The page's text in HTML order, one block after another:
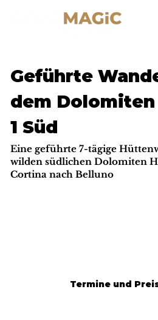
Termine und
Geführte
dem
1 Süd
Eine geführte 7-tägige
wilden südlichen Dolomiten
Cortina nach Belluno